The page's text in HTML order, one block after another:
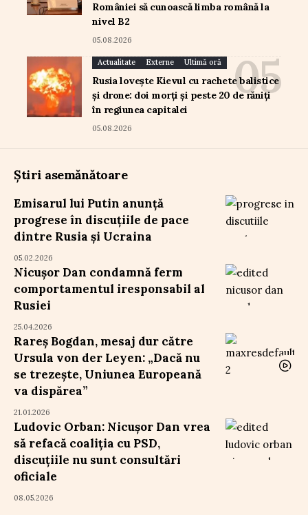
României să cunoască limba română la
nivel B2
05.08.2026
Actualitate Externe Ultimă oră
Rusia lovește Kievul cu rachete balistice
și drone: doi morți și peste 20 de răniți
în regiunea capitalei
05.08.2026
Știri asemănătoare
Emisarul lui Putin anunță
progrese în discuțiile de pace
dintre Rusia și Ucraina
05.02.2026
Nicușor Dan condamnă ferm
comportamentul iresponsabil al
Rusiei
25.04.2026
Rareș Bogdan, mesaj dur către
Ursula von der Leyen: „Dacă nu
se trezește, Uniunea Europeană
va dispărea”
21.01.2026
Ludovic Orban: Nicușor Dan vrea
să refacă coaliția cu PSD,
discuțiile nu sunt consultări
oficiale
08.05.2026